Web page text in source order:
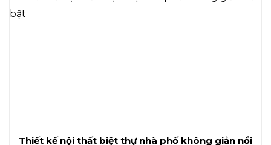
Thiết kế nội thất biệt thự nhà phố không giản nổi